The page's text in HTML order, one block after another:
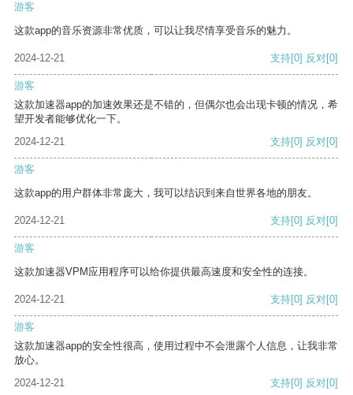
游客
这款app的音乐资源非常优质，可以让我尽情享受音乐的魅力。
2024-12-21 支持[0] 反对[0]
游客
这款加速器app的加速效果还是不错的，但偶尔也会出现卡顿的情况，希
望开发者能够优化一下。
2024-12-21
支持[0] 反对[0]
游客
这款app的用户群体非常庞大，我可以结识到来自世界各地的朋友。
2024-12-21 支持[0] 反对[0]
游客
这款加速器VPM应用程序可以给你提供最高速度和安全性的连接。
2024-12-21 支持[0] 反对[0]
游客
这款加速器app的安全性很高，使用过程中不会泄露个人信息，让我非常
放心。
2024-12-21
支持[0] 反对[0]